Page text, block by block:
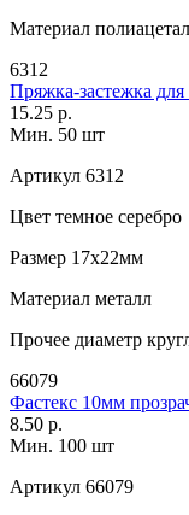
Материал
6312
Пряжка-застежка
15.25 р.
Мин. 50 шт
Артикул 6312
Цвет темное серебро
Размер 17х22мм
Материал металл
Прочее диаметр
66079
Фастекс 10мм
8.50 р.
Мин. 100 шт
Артикул 66079